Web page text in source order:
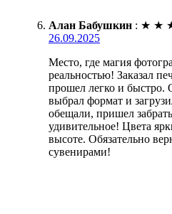
Алан Бабушкин : ★ ★
26.09.2025
Место, где магия
реальностью! Заказал
прошел легко и быстро.
выбрал формат и
обещали, пришел
удивительное! Цвета
высоте. Обязательно
сувенирами!